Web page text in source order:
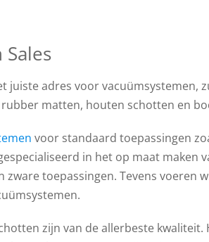
juiste adres voor vacuümsystemen,
rubber matten, houten schotten en
voor standaard toepassingen
in het op maat maken
zware toepassingen. Tevens voeren
zijn van de allerbeste kwaliteit.